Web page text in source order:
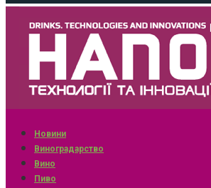
Новини
Виноградарство
Вино
Пиво